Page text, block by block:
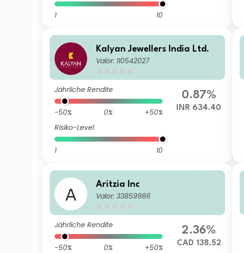
1 10
Kalyan Jewellers India Ltd.
Valor: 110542027
Jährliche Rendite
-50% 0%
+50%
Risiko-Level
1 10
0.87%
INR 634.40
Aritzia Inc
Valor: 33859986
Jährliche Rendite
-50% 0%
+50%
2.36%
CAD 138.52